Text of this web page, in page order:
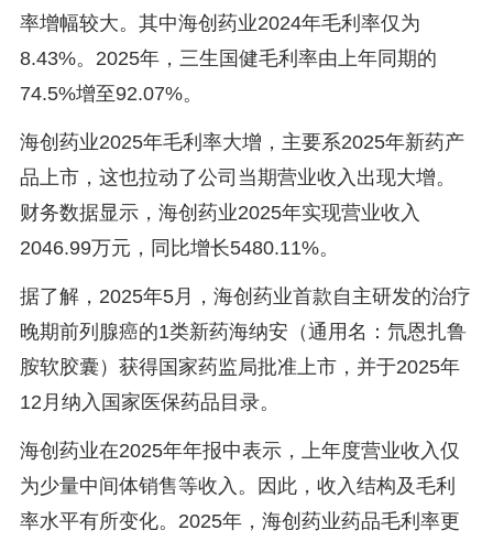
率增幅较大。其中海创药业2024年毛利率仅为
8.43%。2025年，三生国健毛利率由上年同期的
74.5%增至92.07%。
海创药业2025年毛利率大增，主要系2025年新药产
品上市，这也拉动了公司当期营业收入出现大增。
财务数据显示，海创药业2025年实现营业收入
2046.99万元，同比增长5480.11%。
据了解，2025年5月，海创药业首款自主研发的治疗
晚期前列腺癌的1类新药海纳安（通用名：氘恩扎鲁
胺软胶囊）获得国家药监局批准上市，并于2025年
12月纳入国家医保药品目录。
海创药业在2025年年报中表示，上年度营业收入仅
为少量中间体销售等收入。因此，收入结构及毛利
率水平有所变化。2025年，海创药业药品毛利率更